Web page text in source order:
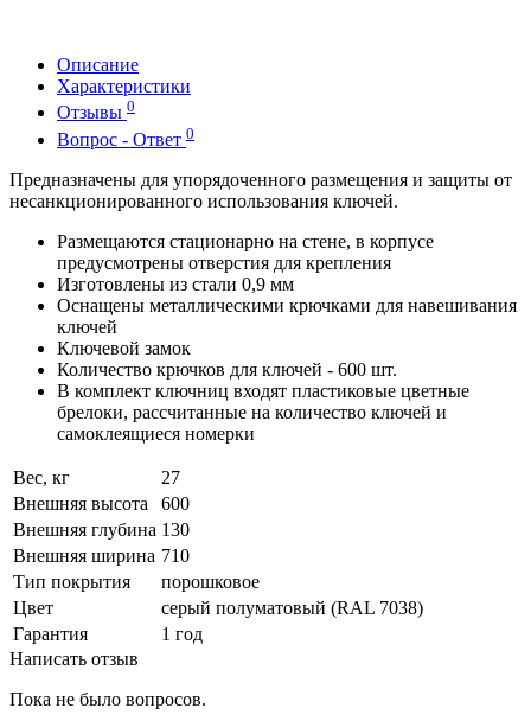
Описание
Характеристики
Отзывы 0
Вопрос - Ответ 0
Предназначены для упорядоченного размещения и защиты от
несанкционированного использования ключей.
Размещаются стационарно на стене, в корпусе
предусмотрены отверстия для крепления
Изготовлены из стали 0,9 мм
Оснащены металлическими крючками для навешивания
ключей
Ключевой замок
Количество крючков для ключей - 600 шт.
В комплект ключниц входят пластиковые цветные
брелоки, рассчитанные на количество ключей и
самоклеящиеся номерки
Вес, кг
27
Внешняя высота
600
Внешняя глубина 130
Внешняя ширина 710
Тип покрытия
порошковое
Цвет
серый полуматовый (RAL 7038)
Гарантия
1 год
Написать отзыв
Пока не было вопросов.